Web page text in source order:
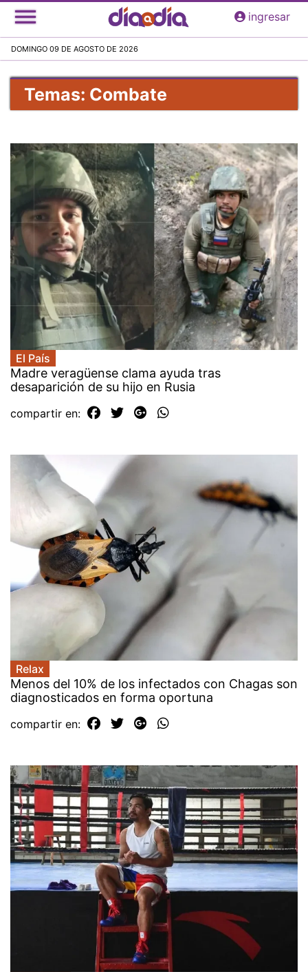
Pasar
al
principal
ingresar
DOMINGO 09 DE AGOSTO DE 2026
Temas: Combate
El País
Madre veragüense clama ayuda tras
desaparición de su hijo en Rusia
compartir en:
Relax
Menos del 10% de los infectados con Chagas son
diagnosticados en forma oportuna
compartir en: